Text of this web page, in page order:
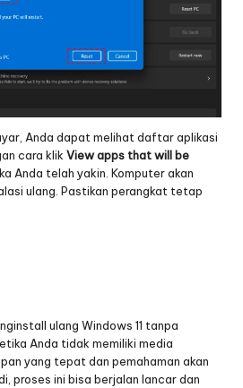
Anda dapat melihat daftar aplikasi
cara klik View apps that will be
Anda telah yakin. Komputer akan
ulang. Pastikan perangkat tetap
ulang Windows 11 tanpa
Anda tidak memiliki media
yang tepat dan pemahaman akan
proses ini bisa berjalan lancar dan